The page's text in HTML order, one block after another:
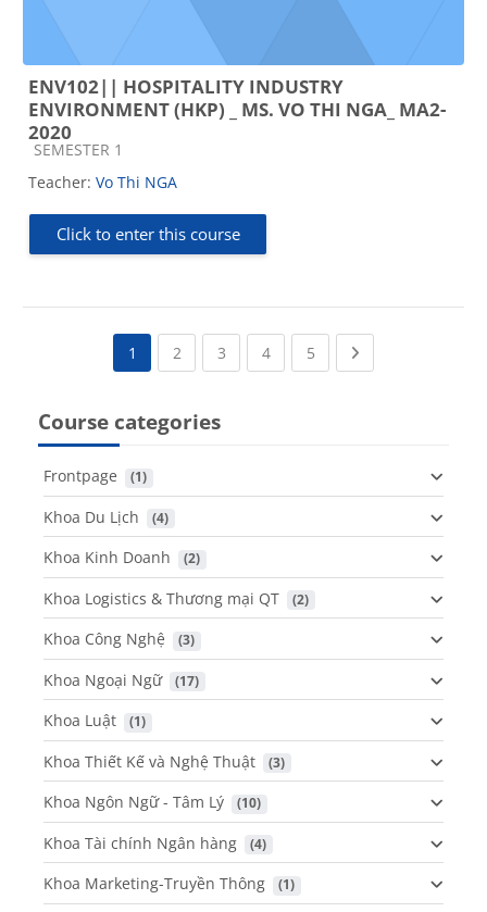
ENV102|| HOSPITALITY INDUSTRY
ENVIRONMENT (HKP) _ MS. VO THI NGA_ MA2-
2020
Course category
SEMESTER 1
Teacher: Vo Thi NGA
Click to enter this course
1 2(current)
3(current)
4(current)
5(current)
Course categories
Frontpage (1)
Khoa Du Lịch (4)
Khoa Kinh Doanh (2)
Khoa Logistics & Thương mại QT (2)
Khoa Công Nghệ (3)
Khoa Ngoại Ngữ (17)
Khoa Luật (1)
Khoa Thiết Kế và Nghệ Thuật (3)
Khoa Ngôn Ngữ - Tâm Lý (10)
Khoa Tài chính Ngân hàng (4)
Khoa Marketing-Truyền Thông (1)